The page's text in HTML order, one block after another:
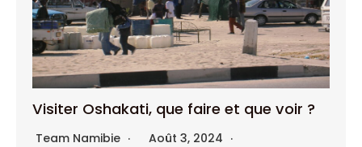
Visiter Oshakati, que faire et que voir ?
Team Namibie
Août 3, 2024